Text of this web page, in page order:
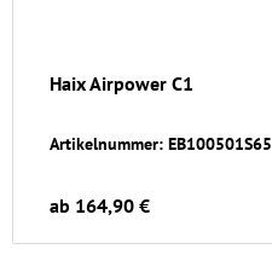
Haix Airpower C1
Artikelnummer: EB100501S65
ab 164,90 €